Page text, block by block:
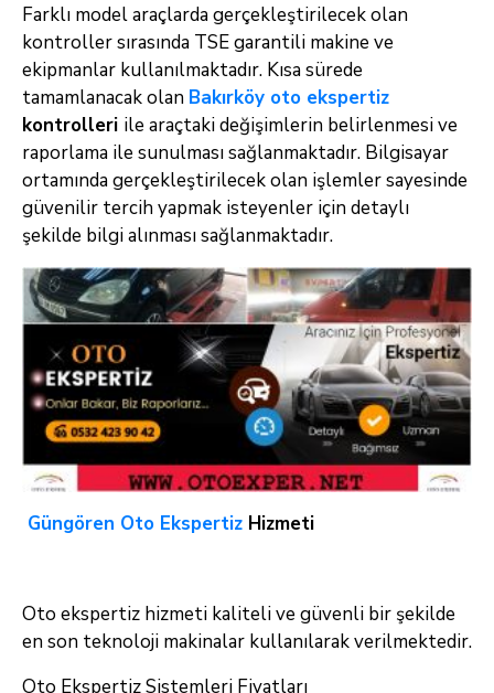
Farklı model araçlarda gerçekleştirilecek olan
kontroller sırasında TSE garantili makine ve
ekipmanlar kullanılmaktadır. Kısa sürede
tamamlanacak olan Bakırköy oto ekspertiz
kontrolleri ile araçtaki değişimlerin belirlenmesi ve
raporlama ile sunulması sağlanmaktadır. Bilgisayar
ortamında gerçekleştirilecek olan işlemler sayesinde
güvenilir tercih yapmak isteyenler için detaylı
şekilde bilgi alınması sağlanmaktadır.
Güngören Oto Ekspertiz Hizmeti
Oto ekspertiz hizmeti kaliteli ve güvenli bir şekilde
en son teknoloji makinalar kullanılarak verilmektedir.
Oto Ekspertiz Sistemleri Fiyatları